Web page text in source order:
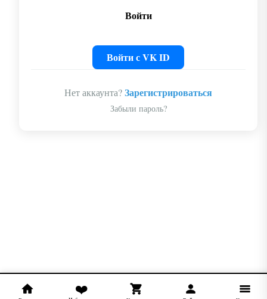
Войти
Войти с VK ID
Нет аккаунта?Зарегистрироваться
Забыли пароль?
❤️